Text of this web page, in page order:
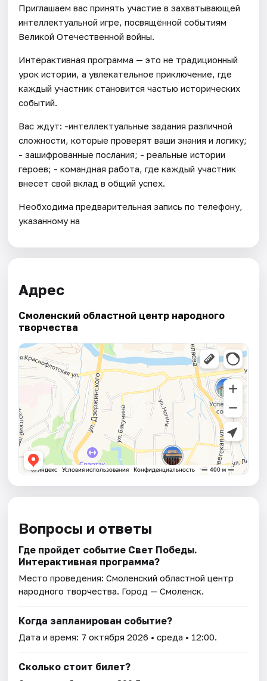
Приглашаем вас принять участие в захватывающей
интеллектуальной игре, посвящённой событиям
Великой Отечественной войны.
Интерактивная программа — это не традиционный
урок истории, а увлекательное приключение, где
каждый участник становится частью исторических
событий.
Вас ждут: -интеллектуальные задания различной
сложности, которые проверят ваши знания и логику;
- зашифрованные послания; - реальные истории
героев; - командная работа, где каждый участник
внесет свой вклад в общий успех.
Необходима предварительная запись по телефону,
указанному на
Адрес
Смоленский областной центр народного
творчества
Вопросы и ответы
Где пройдет событие Свет Победы.
Интерактивная программа?
Место проведения:Смоленский областной центр
народного творчества. Город — Смоленск.
Когда запланирован событие?
Дата и время: 7 октября 2026 • среда • 12:00.
Сколько стоит билет?